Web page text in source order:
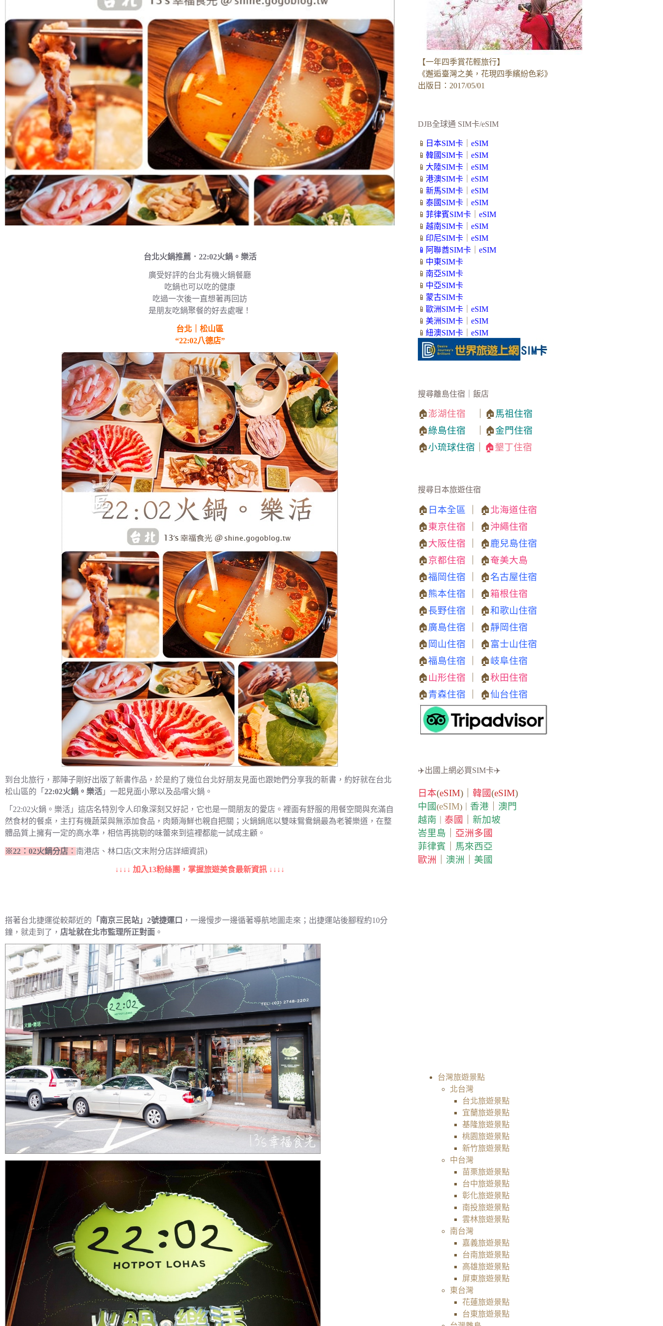
台北火鍋推薦．22:02火鍋。樂活
廣受好評的台北有機火鍋餐廳
吃鍋也可以吃的健康
吃過一次後一直想著再回訪
是朋友吃鍋聚餐的好去處喔！
台北｜松山區
“22:02八德店”
到台北旅行，那陣子剛好出版了新書作品，於是約了幾位台北好朋友見面也跟她們分享我的新書，約好就在台北
松山區的「 22:02火鍋。樂活 」一起見面小聚以及品嚐火鍋。
「22:02火鍋。樂活」這店名特別令人印象深刻又好記，它也是一間朋友的愛店。裡面有舒服的用餐空間與充滿自
然食材的餐桌，主打有機蔬菜與無添加食品，肉類海鮮也親自把關；火鍋鍋底以雙味鴛鴦鍋最為老饕樂道，在整
體品質上擁有一定的高水準，相信再挑剔的味蕾來到這裡都能一試成主顧。
※22：02火鍋分店︰ 南港店、林口店(文末附分店詳細資訊)
↓↓↓↓ 加入13粉絲團，掌握旅遊美食最新資訊 ↓↓↓↓
搭著台北捷運從較鄰近的 「南京三民站」2號捷運口 ，一邊慢步一邊循著導航地圖走來；出捷運站後腳程約10分
鐘，就走到了， 店址就在北市監理所正對面 。
【一年四季賞花輕旅行】
《邂逅臺灣之美，花現四季繽紛色彩》
出版日：2017/05/01
DJB全球通 SIM卡/eSIM
📱 日本SIM卡｜ eSIM
📱 韓國SIM卡｜ eSIM
📱 大陸SIM卡｜ eSIM
📱 港澳SIM卡｜ eSIM
📱 新馬SIM卡｜ eSIM
📱 泰國SIM卡｜ eSIM
📱 菲律賓SIM卡｜ eSIM
📱 越南SIM卡｜ eSIM
📱 印尼SIM卡｜ eSIM
📱 阿聯酋SIM卡｜ eSIM
📱 中東SIM卡
📱 南亞SIM卡
📱 中亞SIM卡
📱 蒙古SIM卡
📱 歐洲SIM卡｜ eSIM
📱 美洲SIM卡｜ eSIM
📱 紐澳SIM卡｜ eSIM
搜尋離島住宿｜飯店
🏠澎湖住宿 ｜🏠馬祖住宿
🏠綠島住宿 ｜🏠金門住宿
🏠小琉球住宿 🏠墾丁住宿
搜尋日本旅遊住宿
🏠 日本全區 ｜ 🏠北海道住宿
🏠東京住宿 ｜ 🏠沖繩住宿
🏠大阪住宿 ｜ 🏠鹿兒島住宿
🏠京都住宿 ｜ 🏠奄美大島
🏠福岡住宿 ｜ 🏠名古屋住宿
🏠熊本住宿 ｜ 🏠箱根住宿
🏠長野住宿 ｜ 🏠和歌山住宿
🏠廣島住宿 ｜ 🏠靜岡住宿
🏠 岡山住宿 ｜ 🏠富士山住宿
🏠福島住宿 ｜ 🏠岐阜住宿
🏠 山形住宿 ｜ 🏠秋田住宿
🏠青森住宿 ｜ 🏠仙台住宿
✈️出國上網必買SIM卡✈️
日本(eSIM)｜ 韓國(eSIM)
中國(eSIM)｜ 香港
澳門
越南
泰國
新加坡
峇里島
亞洲多國
菲律賓
馬來西亞
歐洲
澳洲 美國
台灣旅遊景點
北台灣
台北旅遊景點
宜蘭旅遊景點
基隆旅遊景點
桃園旅遊景點
新竹旅遊景點
中台灣
苗栗旅遊景點
台中旅遊景點
彰化旅遊景點
南投旅遊景點
雲林旅遊景點
南台灣
嘉義旅遊景點
台南旅遊景點
高雄旅遊景點
屏東旅遊景點
東台灣
花蓮旅遊景點
台東旅遊景點